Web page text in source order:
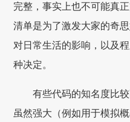
完整，事实上也不可能真
清单是为了激发大家的奇
对日常生活的影响，以及
种决定。
有些代码的知名度比
虽然强大（例如用于模拟